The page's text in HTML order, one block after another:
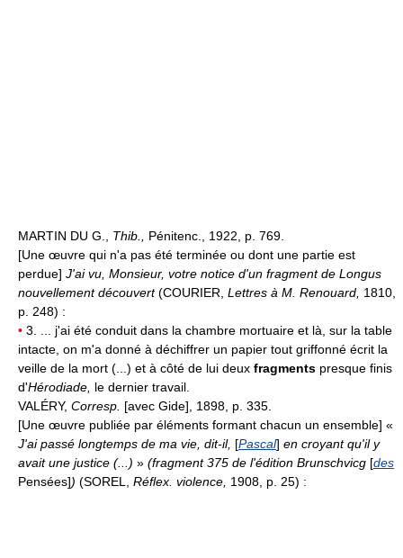
MARTIN DU G., Thib., Pénitenc., 1922, p. 769.
[Une œuvre qui n'a pas été terminée ou dont une partie est
perdue] J'ai vu, Monsieur, votre notice d'un fragment de Longus
nouvellement découvert(COURIER, Lettres à M. Renouard, 1810,
p. 248) :
• 3. ... j'ai été conduit dans la chambre mortuaire et là, sur la table
intacte, on m'a donné à déchiffrer un papier tout griffonné écrit la
veille de la mort (...) et à côté de lui deux fragments presque finis
d'Hérodiade, le dernier travail.
VALÉRY, Corresp. [avec Gide], 1898, p. 335.
[Une œuvre publiée par éléments formant chacun un ensemble] «
J'ai passé longtemps de ma vie, dit-il, [Pascal] en croyant qu'il y
avait une justice (...) » (fragment 375 de l'édition Brunschvicg [des
Pensées]) (SOREL, Réflex. violence, 1908, p. 25) :